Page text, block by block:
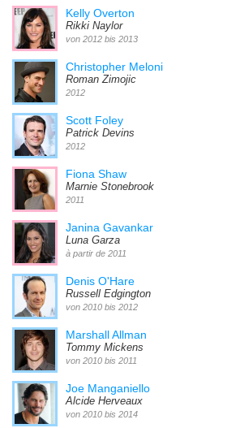
Kelly Overton
Rikki Naylor
von 2012 bis 2013
Christopher Meloni
Roman Zimojic
2012
Scott Foley
Patrick Devins
2012
Fiona Shaw
Marnie Stonebrook
2011
Janina Gavankar
Luna Garza
à partir de 2011
Denis O'Hare
Russell Edgington
von 2010 bis 2012
Marshall Allman
Tommy Mickens
von 2010 bis 2011
Joe Manganiello
Alcide Herveaux
von 2010 bis 2014